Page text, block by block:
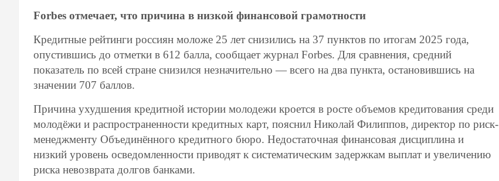
Forbes отмечает, что причина в низкой финансовой грамотности
Кредитные рейтинги россиян моложе 25 лет снизились на 37 пунктов по итогам 2025 года,
опустившись до отметки в 612 балла, сообщает журнал Forbes. Для сравнения, средний
показатель по всей стране снизился незначительно — всего на два пункта, остановившись на
значении 707 баллов.
Причина ухудшения кредитной истории молодежи кроется в росте объемов кредитования среди
молодёжи и распространенности кредитных карт, пояснил Николай Филиппов, директор по риск-
менеджменту Объединённого кредитного бюро. Недостаточная финансовая дисциплина и
низкий уровень осведомленности приводят к систематическим задержкам выплат и увеличению
риска невозврата долгов банками.